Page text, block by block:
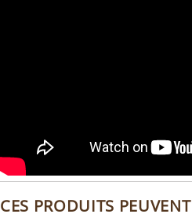
CES PRODUITS